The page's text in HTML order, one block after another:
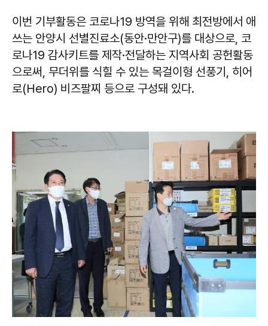
이번 기부활동은 코로나19 방역을 위해 최전방에서 애
쓰는 안양시 선별진료소(동안·만안구)를 대상으로, 코
로나19 감사키트를 제작·전달하는 지역사회 공헌활동
으로써, 무더위를 식힐 수 있는 목걸이형 선풍기, 히어
로(Hero) 비즈팔찌 등으로 구성돼 있다.